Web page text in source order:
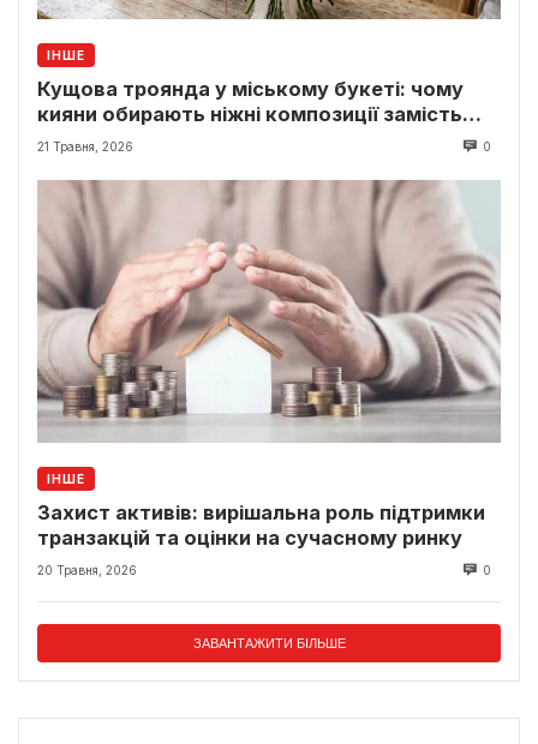
ІНШЕ
Кущова троянда у міському букеті: чому
кияни обирають ніжні композиції замість
класики
21 Травня, 2026 0
ІНШЕ
Захист активів: вирішальна роль підтримки
транзакцій та оцінки на сучасному ринку
20 Травня, 2026 0
ЗАВАНТАЖИТИ БІЛЬШЕ